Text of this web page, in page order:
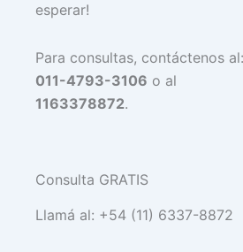
esperar!
Para consultas, contáctenos al:
011-4793-3106 o al
1163378872.
Consulta GRATIS
Llamá al: +54 (11) 6337-8872